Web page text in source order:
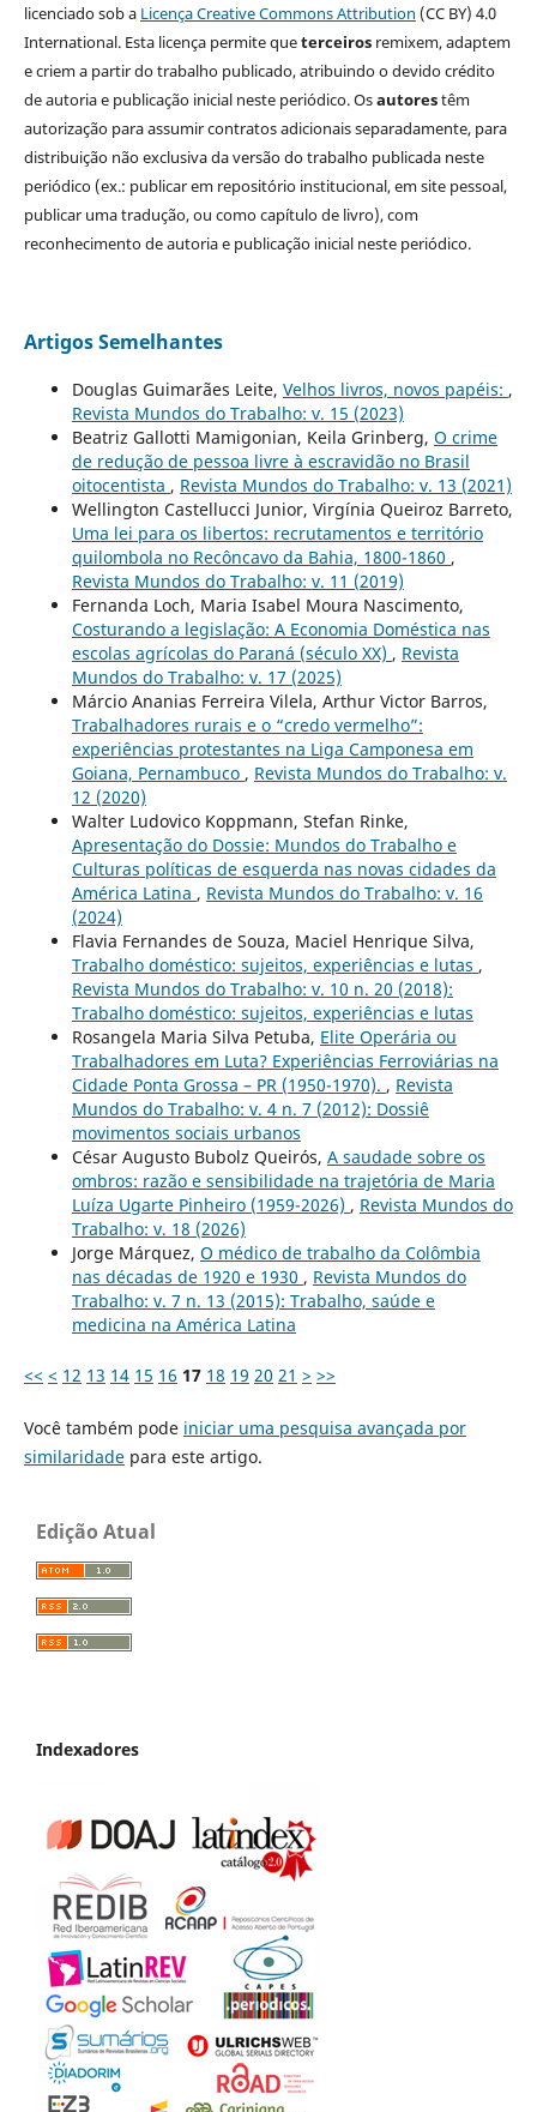
licenciado sob a Licença Creative Commons Attribution (CC BY) 4.0
International. Esta licença permite queterceirosremixem, adaptem
e criem a partir do trabalho publicado, atribuindo o devido crédito
de autoria e publicação inicial neste periódico. Osautorestêm
autorização para assumir contratos adicionais separadamente, para
distribuição não exclusiva da versão do trabalho publicada neste
periódico (ex.: publicar em repositório institucional, em site pessoal,
publicar uma tradução, ou como capítulo de livro), com
reconhecimento de autoria e publicação inicial neste periódico.
Artigos Semelhantes
Douglas Guimarães Leite, Velhos livros, novos papéis: ,
Revista Mundos do Trabalho: v. 15 (2023)
Beatriz Gallotti Mamigonian, Keila Grinberg, O crime
de redução de pessoa livre à escravidão no Brasil
oitocentista , Revista Mundos do Trabalho: v. 13 (2021)
Wellington Castellucci Junior, Virgínia Queiroz Barreto,
Uma lei para os libertos: recrutamentos e território
quilombola no Recôncavo da Bahia, 1800-1860 ,
Revista Mundos do Trabalho: v. 11 (2019)
Fernanda Loch, Maria Isabel Moura Nascimento,
Costurando a legislação: A Economia Doméstica nas
escolas agrícolas do Paraná (século XX) , Revista
Mundos do Trabalho: v. 17 (2025)
Márcio Ananias Ferreira Vilela, Arthur Victor Barros,
Trabalhadores rurais e o “credo vermelho”:
experiências protestantes na Liga Camponesa em
Goiana, Pernambuco , Revista Mundos do Trabalho: v.
12 (2020)
Walter Ludovico Koppmann, Stefan Rinke,
Apresentação do Dossie: Mundos do Trabalho e
Culturas políticas de esquerda nas novas cidades da
América Latina , Revista Mundos do Trabalho: v. 16
(2024)
Flavia Fernandes de Souza, Maciel Henrique Silva,
Trabalho doméstico: sujeitos, experiências e lutas ,
Revista Mundos do Trabalho: v. 10 n. 20 (2018):
Trabalho doméstico: sujeitos, experiências e lutas
Rosangela Maria Silva Petuba, Elite Operária ou
Trabalhadores em Luta? Experiências Ferroviárias na
Cidade Ponta Grossa – PR (1950-1970). , Revista
Mundos do Trabalho: v. 4 n. 7 (2012): Dossiê
movimentos sociais urbanos
César Augusto Bubolz Queirós, A saudade sobre os
ombros: razão e sensibilidade na trajetória de Maria
Luíza Ugarte Pinheiro (1959-2026) , Revista Mundos do
Trabalho: v. 18 (2026)
Jorge Márquez, O médico de trabalho da Colômbia
nas décadas de 1920 e 1930 , Revista Mundos do
Trabalho: v. 7 n. 13 (2015): Trabalho, saúde e
medicina na América Latina
<< < 12 13 14 15 16 17 18 19 20 21 > >>
Você também pode iniciar uma pesquisa avançada por
similaridadepara este artigo.
Edição Atual
Indexadores